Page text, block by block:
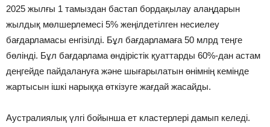
2025 жылғы 1 тамыздан бастап бордақылау алаңдарын
жылдық мөлшерлемесі 5% жеңілдетілген несиелеу
бағдарламасы енгізілді. Бұл бағдарламаға 50 млрд теңге
бөлінді. Бұл бағдарлама өндірістік қуаттарды 60%-дан астам
деңгейде пайдалануға және шығарылатын өнімнің кемінде
жартысын ішкі нарыққа өткізуге жағдай жасайды.
Аустралиялық үлгі бойынша ет кластерлері дамып келеді.